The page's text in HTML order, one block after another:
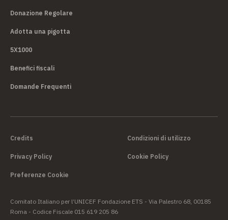
Donazione Regolare
Adotta una pigotta
5X1000
Benefici fiscali
Domande Frequenti
Credits Condizioni di utilizzo
Privacy Policy Cookie Policy
Preferenze Cookie
Comitato Italiano per l’UNICEF Fondazione ETS - Via Palestro 68, 00185
Roma - Codice Fiscale 015 619 205 86